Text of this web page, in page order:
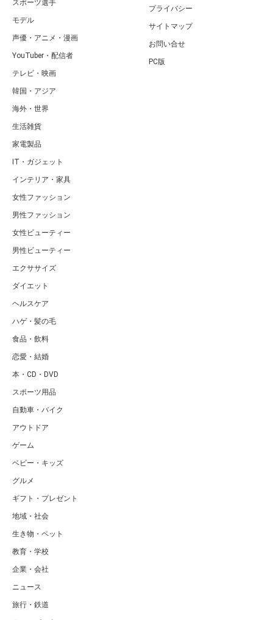
スポーツ選手
モデル
声優・アニメ・漫画
YouTuber・配信者
テレビ・映画
韓国・アジア
海外・世界
生活雑貨
家電製品
IT・ガジェット
インテリア・家具
女性ファッション
男性ファッション
女性ビューティー
男性ビューティー
エクササイズ
ダイエット
ヘルスケア
ハゲ・髪の毛
食品・飲料
恋愛・結婚
本・CD・DVD
スポーツ用品
自動車・バイク
アウトドア
ゲーム
ベビー・キッズ
グルメ
ギフト・プレゼント
地域・社会
生き物・ペット
教育・学校
企業・会社
ニュース
旅行・鉄道
プライバシー
サイトマップ
お問い合せ
PC版